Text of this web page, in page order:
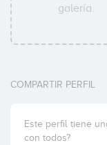
galería.
COMPARTIR PERFIL
Este perfil tiene
con todos?